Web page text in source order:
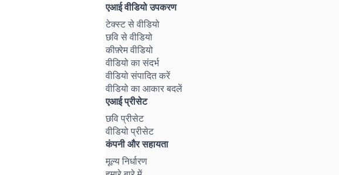
एआई वीडियो उपकरण
टेक्स्ट से वीडियो
छवि से वीडियो
कीफ़्रेम वीडियो
वीडियो का संदर्भ
वीडियो संपादित करें
वीडियो का आकार बदलें
एआई प्रीसेट
छवि प्रीसेट
वीडियो प्रीसेट
कंपनी और सहायता
मूल्य निर्धारण